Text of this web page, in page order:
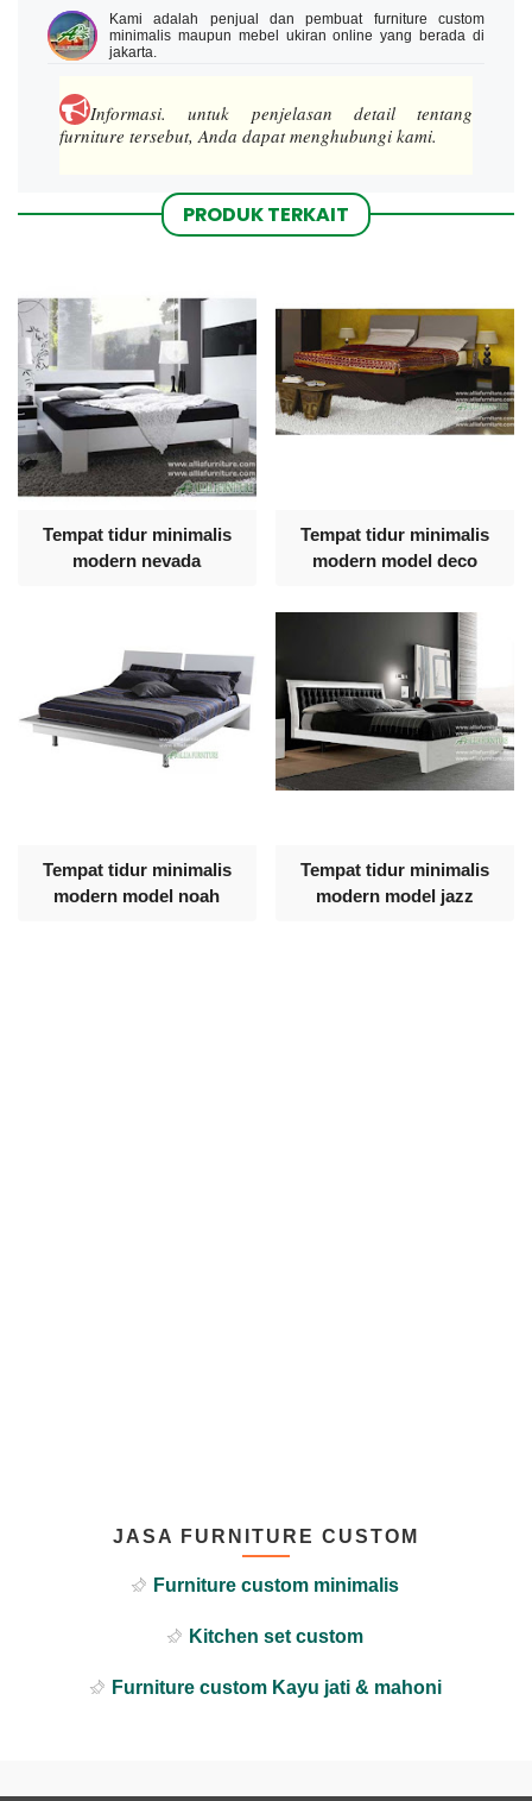
Kami adalah penjual dan pembuat furniture custom
minimalis maupun mebel ukiran online yang berada di
jakarta.
Informasi.untuk penjelasan detail tentang
furniture tersebut, Anda dapat menghubungi kami.
PRODUK TERKAIT
Tempat tidur minimalis
modern nevada
Tempat tidur minimalis
modern model deco
Tempat tidur minimalis
modern model noah
Tempat tidur minimalis
modern model jazz
JASA FURNITURE CUSTOM
Furniture custom minimalis
Kitchen set custom
Furniture custom Kayu jati & mahoni